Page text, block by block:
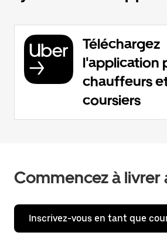
Téléchargez
l'application
chauffeurs
coursiers
Commencez à livrer
Inscrivez-vous en tant que